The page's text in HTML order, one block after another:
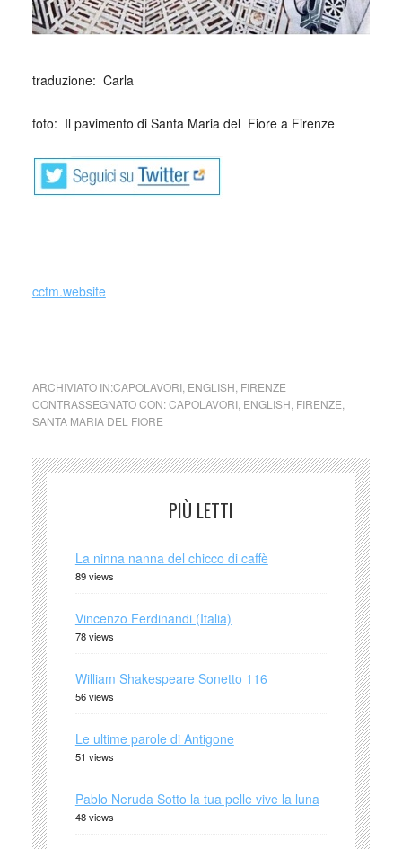
traduzione: Carla
foto: Il pavimento di Santa Maria del_ Fiore a Firenze
cctm.website
ARCHIVIATO IN:CAPOLAVORI, ENGLISH FIRENZE
CONTRASSEGNATO CON:CAPOLAVORI, ENGLISH FIRENZE
SANTA MARIA DEL FIORE
PIÙ LETTI
La ninna nanna del chicco di caffè
89 views
Vincenzo Ferdinandi (Italia)
78 views
William Shakespeare Sonetto 116
56 views
Le ultime parole di Antigone
51 views
Pablo Neruda Sotto la tua pelle vive la luna
48 views